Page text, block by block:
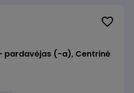
pardavėjas (-a), Centrinė